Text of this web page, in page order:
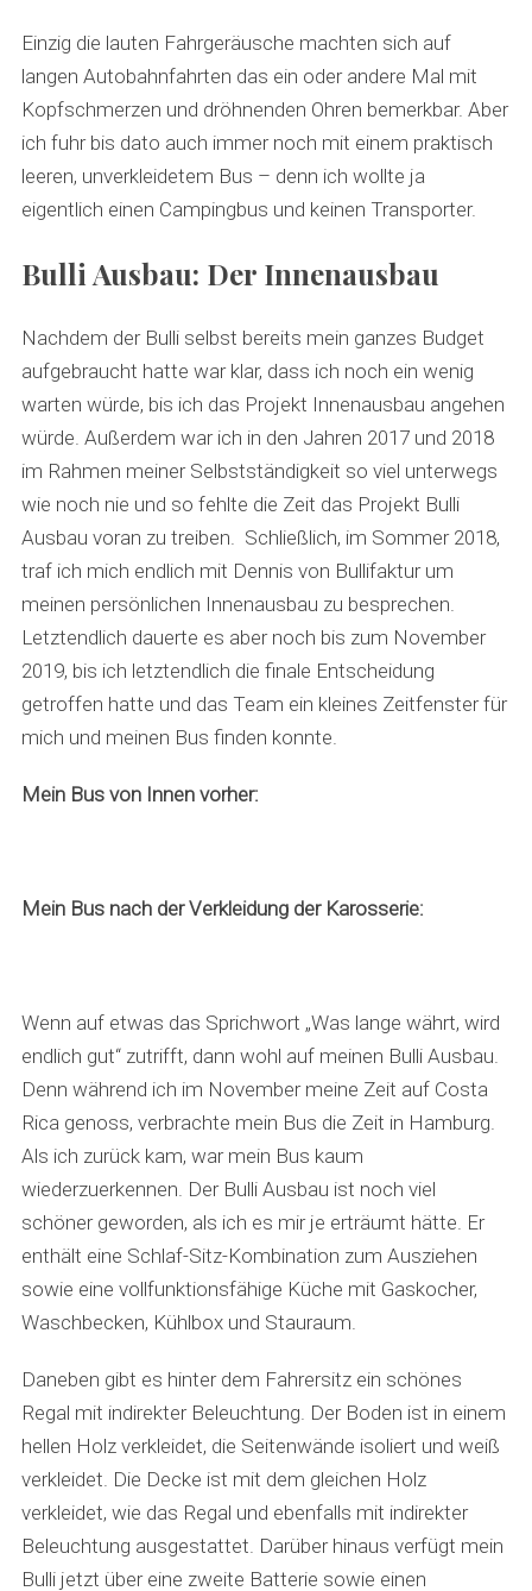
Einzig die lauten Fahrgeräusche machten sich auf
langen Autobahnfahrten das ein oder andere Mal mit
Kopfschmerzen und dröhnenden Ohren bemerkbar. Aber
ich fuhr bis dato auch immer noch mit einem praktisch
leeren, unverkleidetem Bus – denn ich wollte ja
eigentlich einen Campingbus und keinen Transporter.
Bulli Ausbau: Der Innenausbau
Nachdem der Bulli selbst bereits mein ganzes Budget
aufgebraucht hatte war klar, dass ich noch ein wenig
warten würde, bis ich das Projekt Innenausbau angehen
würde. Außerdem war ich in den Jahren 2017 und 2018
im Rahmen meiner Selbstständigkeit so viel unterwegs
wie noch nie und so fehlte die Zeit das Projekt Bulli
Ausbau voran zu treiben. Schließlich, im Sommer 2018,
traf ich mich endlich mit Dennis von Bullifaktur um
meinen persönlichen Innenausbau zu besprechen.
Letztendlich dauerte es aber noch bis zum November
2019, bis ich letztendlich die finale Entscheidung
getroffen hatte und das Team ein kleines Zeitfenster für
mich und meinen Bus finden konnte.
Mein Bus von Innen vorher:
Mein Bus nach der Verkleidung der Karosserie:
Wenn auf etwas das Sprichwort „Was lange währt, wird
endlich gut“ zutrifft, dann wohl auf meinen Bulli Ausbau.
Denn während ich im November meine Zeit auf Costa
Rica genoss, verbrachte mein Bus die Zeit in Hamburg.
Als ich zurück kam, war mein Bus kaum
wiederzuerkennen. Der Bulli Ausbau ist noch viel
schöner geworden, als ich es mir je erträumt hätte. Er
enthält eine Schlaf-Sitz-Kombination zum Ausziehen
sowie eine vollfunktionsfähige Küche mit Gaskocher,
Waschbecken, Kühlbox und Stauraum.
Daneben gibt es hinter dem Fahrersitz ein schönes
Regal mit indirekter Beleuchtung. Der Boden ist in einem
hellen Holz verkleidet, die Seitenwände isoliert und weiß
verkleidet. Die Decke ist mit dem gleichen Holz
verkleidet, wie das Regal und ebenfalls mit indirekter
Beleuchtung ausgestattet. Darüber hinaus verfügt mein
Bulli jetzt über eine zweite Batterie sowie einen